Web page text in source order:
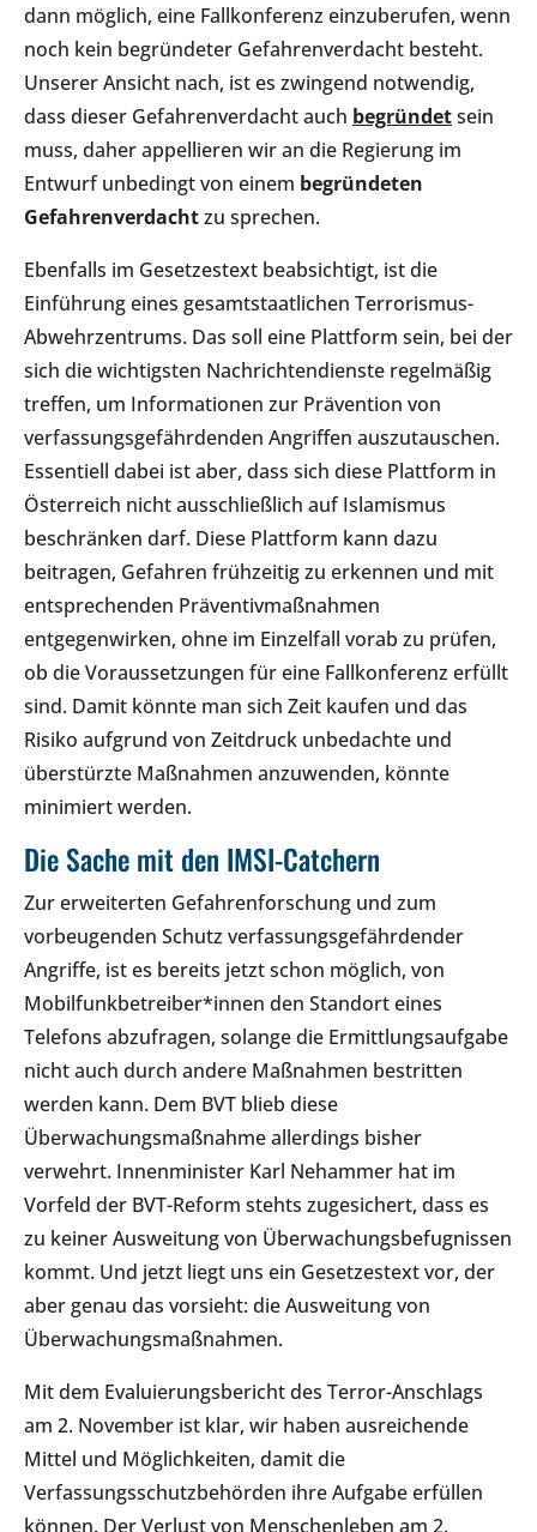
dann möglich, eine Fallkonferenz einzuberufen, wenn
noch kein begründeter Gefahrenverdacht besteht.
Unserer Ansicht nach, ist es zwingend notwendig,
dass dieser Gefahrenverdacht auch begründetsein
muss, daher appellieren wir an die Regierung im
Entwurf unbedingt von einem begründeten
Gefahrenverdachtzu sprechen.
Ebenfalls im Gesetzestext beabsichtigt, ist die
Einführung eines gesamtstaatlichen Terrorismus-
Abwehrzentrums. Das soll eine Plattform sein, bei der
sich die wichtigsten Nachrichtendienste regelmäßig
treffen, um Informationen zur Prävention von
verfassungsgefährdenden Angriffen auszutauschen.
Essentiell dabei ist aber, dass sich diese Plattform in
Österreich nicht ausschließlich auf Islamismus
beschränken darf. Diese Plattform kann dazu
beitragen, Gefahren frühzeitig zu erkennen und mit
entsprechenden Präventivmaßnahmen
entgegenwirken, ohne im Einzelfall vorab zu prüfen,
ob die Voraussetzungen für eine Fallkonferenz erfüllt
sind. Damit könnte man sich Zeit kaufen und das
Risiko aufgrund von Zeitdruck unbedachte und
überstürzte Maßnahmen anzuwenden, könnte
minimiert werden.
Die Sache mit den IMSI-Catchern
Zur erweiterten Gefahrenforschung und zum
vorbeugenden Schutz verfassungsgefährdender
Angriffe, ist es bereits jetzt schon möglich, von
Mobilfunkbetreiber*innen den Standort eines
Telefons abzufragen, solange die Ermittlungsaufgabe
nicht auch durch andere Maßnahmen bestritten
werden kann. Dem BVT blieb diese
Überwachungsmaßnahme allerdings bisher
verwehrt. Innenminister Karl Nehammer hat im
Vorfeld der BVT-Reform stehts zugesichert, dass es
zu keiner Ausweitung von Überwachungsbefugnissen
kommt. Und jetzt liegt uns ein Gesetzestext vor, der
aber genau das vorsieht: die Ausweitung von
Überwachungsmaßnahmen.
Mit dem Evaluierungsbericht des Terror-Anschlags
am 2. November ist klar, wir haben ausreichende
Mittel und Möglichkeiten, damit die
Verfassungsschutzbehörden ihre Aufgabe erfüllen
können. Der Verlust von Menschenleben am 2.